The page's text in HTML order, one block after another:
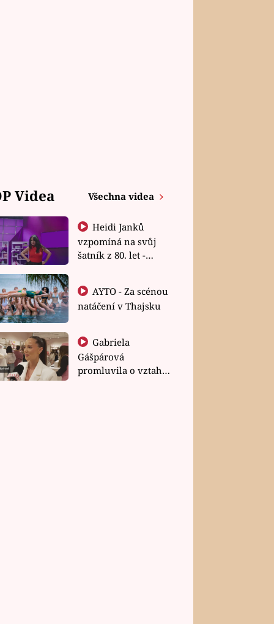
Videa Všechna videa
Heidi Janků
vzpomíná na svůj
šatník z 80. let -
natáčení v Thajsku
Gabriela
Gášpárová
promluvila o vztahu